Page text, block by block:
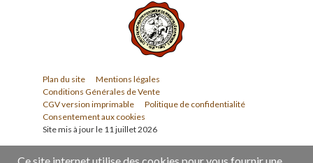
Plan du site
Mentions légales
Conditions Générales de Vente
CGV version imprimable
Politique de confidentialité
Consentement aux cookies
Site mis à jour le 11 juillet 2026